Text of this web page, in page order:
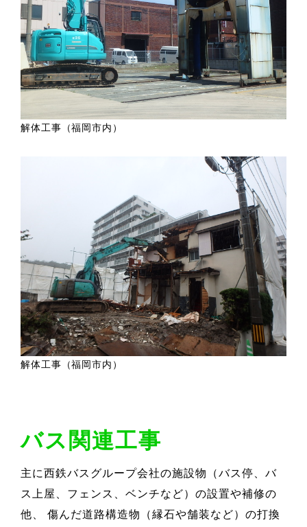
解体工事（福岡市内）
解体工事（福岡市内）
バス関連工事
主に西鉄バスグループ会社の施設物（バス停、バ
ス上屋、フェンス、ベンチなど）の設置や補修の
他、 傷んだ道路構造物（縁石や舗装など）の打換